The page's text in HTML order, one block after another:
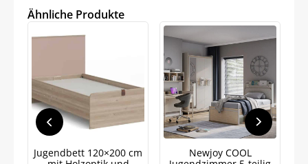
Ähnliche Produkte
Jugendbett 120×200 cm
Newjoy COOL
Jetzt 5% Rabatt